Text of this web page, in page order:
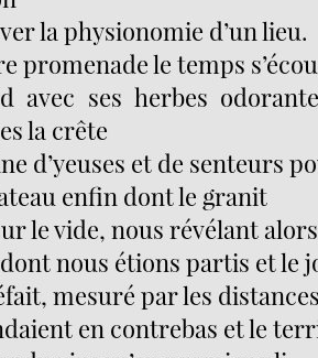
la physionomie d’un lieu.
promenade le temps
avec ses herbes
la crête
d’yeuses et de senteurs
enfin dont le granit
le vide, nous révélant alors
nous étions partis et le
mesuré par les
en contrebas et le